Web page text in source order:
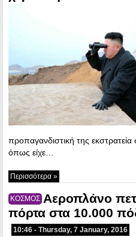
προπαγανδιστική της
όπως είχε…
Περισσότερα »
ΚΟΣΜΟΣ Αεροπλάνο
πόρτα στα 10.000
10:46 - Thursday, 7 January, 2016